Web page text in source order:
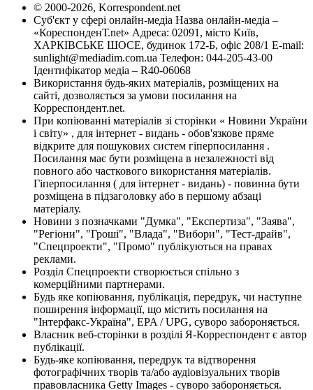
© 2000-2026, Korrespondent.net
Суб'єкт у сфері онлайн-медіа Назва онлайн-медіа –
«КореспонденТ.net» Адреса: 02091, місто Київ,
ХАРКІВСЬКЕ ШОСЕ, будинок 172-Б, офіс 208/1 E-mail:
sunlight@mediadim.com.ua Телефон: 044-205-43-00
Ідентифікатор медіа – R40-06068
Використання будь-яких матеріалів, розміщених на
сайті, дозволяється за умови посилання на
Корреспондент.net.
При копіюванні матеріалів зі сторінки « Новини України
і світу» , для інтернет - видань - обов'язкове пряме
відкрите для пошукових систем гіперпосилання .
Посилання має бути розміщена в незалежності від
повного або часткового використання матеріалів.
Гіперпосилання ( для інтернет - видань) - повинна бути
розміщена в підзаголовку або в першому абзаці
матеріалу.
Новини з позначками "Думка", "Експертиза", "Заява",
"Регіони", "Гроші", "Влада", "Вибори", "Тест-драйв",
"Спецпроекти", "Промо" публікуються на правах
реклами.
Розділ Спецпроекти створюється спільно з
комерційними партнерами.
Будь яке копіювання, публікація, передрук, чи наступне
поширення інформації, що містить посилання на
"Інтерфакс-Україна", EPA / UPG, суворо забороняється.
Власник веб-сторінки в розділі Я-Корреспондент є автор
публікації.
Будь-яке копіювання, передрук та відтворення
фотографічних творів та/або аудіовізуальних творів
правовласника Getty Images - суворо забороняється.